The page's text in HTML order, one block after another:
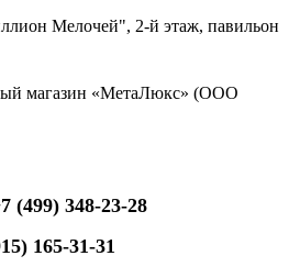
Мелочей", 2-й этаж, павильон
магазин «МетаЛюкс» (ООО
(499) 348-23-28
165-31-31